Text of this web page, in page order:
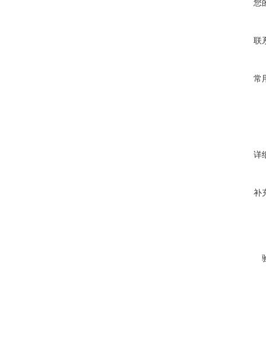
您
联
常
详
补